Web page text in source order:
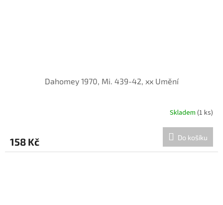
Dahomey 1970, Mi. 439-42, xx Umění
Skladem (1 ks)
158 Kč Do košíku